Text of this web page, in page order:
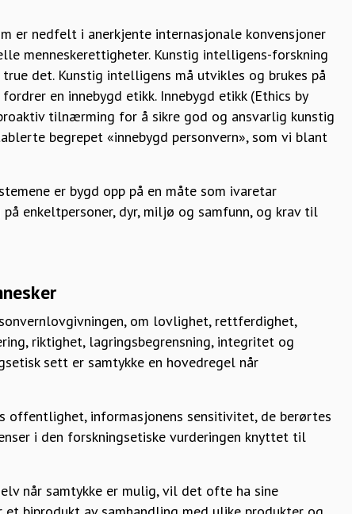
er nedfelt i anerkjente internasjonale konvensjoner
menneskerettigheter. Kunstig intelligens-forskning
det. Kunstig intelligens må utvikles og brukes på
en innebygd etikk. Innebygd etikk (Ethics by
tilnærming for å sikre god og ansvarlig kunstig
begrepet «innebygd personvern», som vi blant
er bygd opp på en måte som ivaretar
enkeltpersoner, dyr, miljø og samfunn, og krav til
om lovlighet, rettferdighet,
riktighet, lagringsbegrensning, integritet og
sett er samtykke en hovedregel når
offentlighet, informasjonens sensitivitet, de berørtes
i den forskningsetiske vurderingen knyttet til
når samtykke er mulig, vil det ofte ha sine